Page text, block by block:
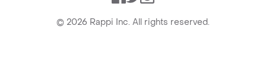
© 2026 Rappi Inc. All rights reserved.